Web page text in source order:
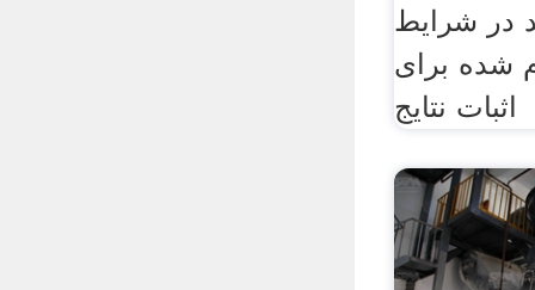
در شرایط
شده برای
اثبات نتایج